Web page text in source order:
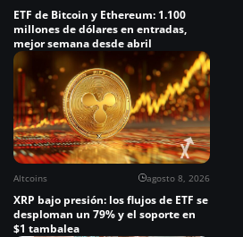
ETF de Bitcoin y Ethereum: 1.100
millones de dólares en entradas,
mejor semana desde abril
Altcoins agosto 8, 2026
XRP bajo presión: los flujos de ETF se
desploman un 79% y el soporte en
$1 tambalea